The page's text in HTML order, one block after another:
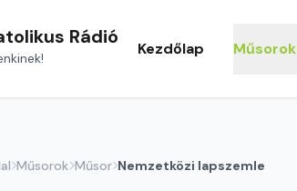
Rádió
Kezdőlap Műsorok
Műsorok Műsor Nemzetközi lapszemle